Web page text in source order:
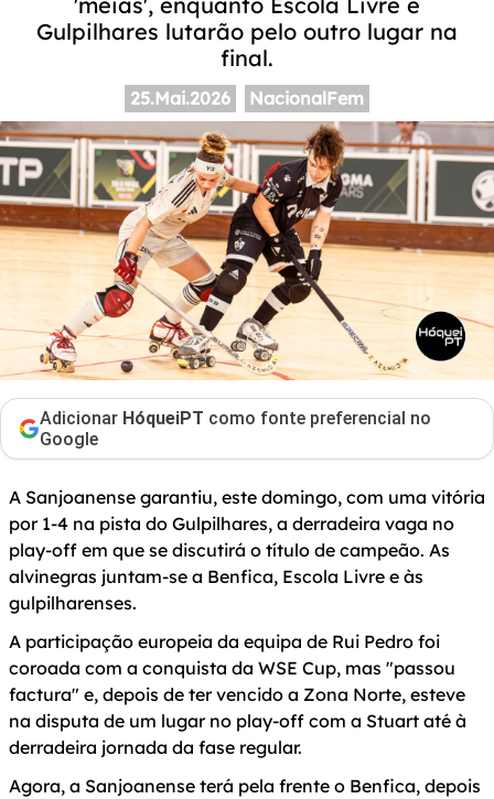
Gulpilhares lutarão pelo outro lugar na
final.
25.Mai.2026 NacionalFem
Adicionar HóqueiPT como fonte preferencial no
Google
A Sanjoanense garantiu, este domingo, com uma vitória
por 1-4 na pista do Gulpilhares, a derradeira vaga no
play-off em que se discutirá o título de campeão. As
alvinegras juntam-se a Benfica, Escola Livre e às
gulpilharenses.
A participação europeia da equipa de Rui Pedro foi
coroada com a conquista da WSE Cup, mas "passou
factura" e, depois de ter vencido a Zona Norte, esteve
na disputa de um lugar no play-off com a Stuart até à
derradeira jornada da fase regular.
Agora, a Sanjoanense terá pela frente o Benfica, depois